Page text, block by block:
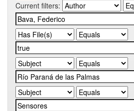
Current filters: